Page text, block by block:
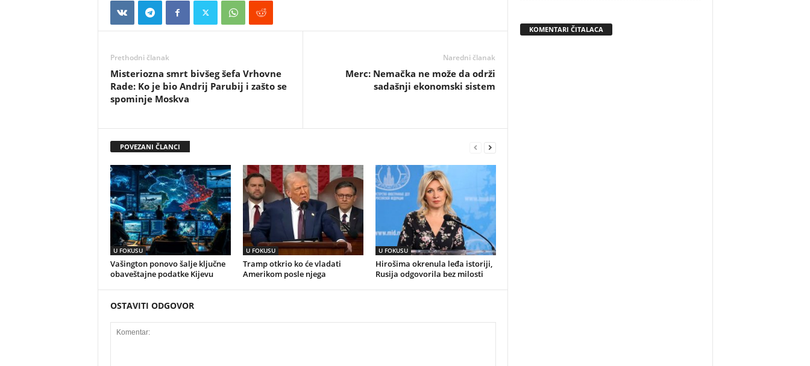
Prethodni članak
Misteriozna smrt bivšeg šefa Vrhovne
Rade: Ko je bio Andrij Parubij i zašto se
spominje Moskva
Naredni članak
Merc: Nemačka ne može da održi
sadašnji ekonomski sistem
POVEZANI ČLANCI
U FOKUSU
Vašington ponovo šalje ključne
obaveštajne podatke Kijevu
U FOKUSU
Tramp otkrio ko će vladati
Amerikom posle njega
U FOKUSU
Hirošima okrenula leđa istoriji,
Rusija odgovorila bez milosti
OSTAVITI ODGOVOR
KOMENTARI ČITALACA